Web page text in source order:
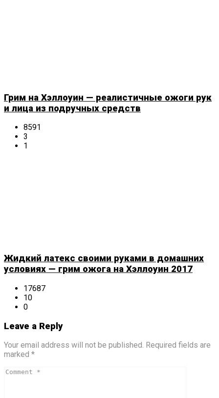
Грим на Хэллоуин — реалистичные ожоги рук
и лица из подручных средств
8591
3
1
Жидкий латекс своими руками в домашних
условиях — грим ожога на Хэллоуин 2017
17687
10
0
Leave a Reply
Your email address will not be published. Required fields are
marked *